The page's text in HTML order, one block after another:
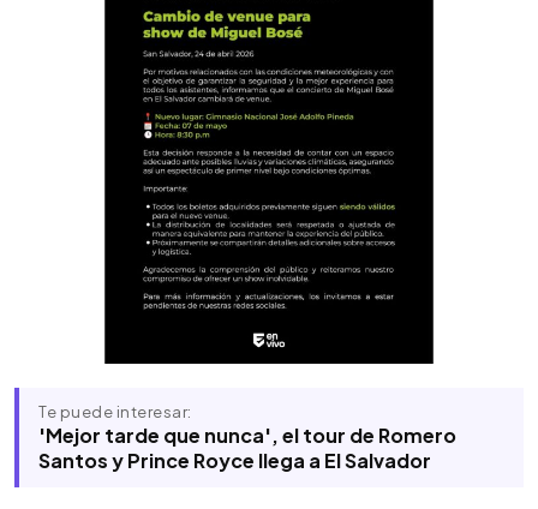
Te puede interesar:
'Mejor tarde que nunca', el tour de Romero
Santos y Prince Royce llega a El Salvador